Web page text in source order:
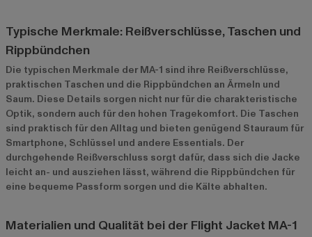
Typische Merkmale: Reißverschlüsse, Taschen und
Rippbündchen
Die typischen Merkmale der MA-1 sind ihre Reißverschlüsse,
praktischen Taschen und die Rippbündchen an Ärmeln und
Saum. Diese Details sorgen nicht nur für die charakteristische
Optik, sondern auch für den hohen Tragekomfort. Die Taschen
sind praktisch für den Alltag und bieten genügend Stauraum für
Smartphone, Schlüssel und andere Essentials. Der
durchgehende Reißverschluss sorgt dafür, dass sich die Jacke
leicht an- und ausziehen lässt, während die Rippbündchen für
eine bequeme Passform sorgen und die Kälte abhalten.
Materialien und Qualität bei der Flight Jacket MA-1